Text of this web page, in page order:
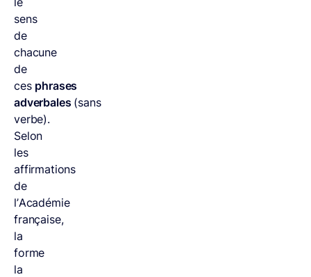
sens
de
chacune
de
ces phrases
adverbales (sans
verbe).
Selon
les
affirmations
de
l’Académie
française,
la
forme
la